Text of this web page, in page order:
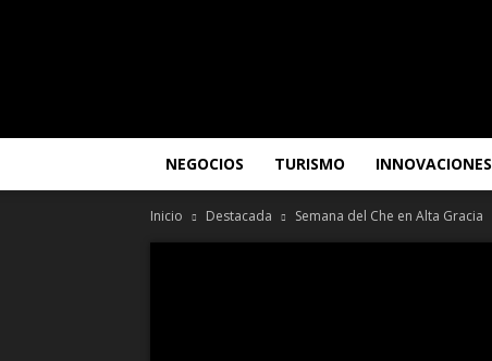
NEGOCIOS TURISMO INNOVACIONES
Inicio Destacada Semana del Che en Alta Gracia